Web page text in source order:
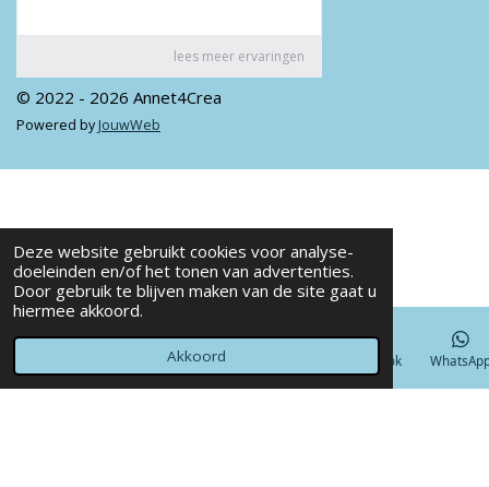
Deze website gebruikt cookies voor analyse-
doeleinden en/of het tonen van advertenties.
Door gebruik te blijven maken van de site gaat u
hiermee akkoord.
Akkoord
© 2022 - 2026 Annet4Crea
Powered by JouwWeb
Telefoonnummer Facebook